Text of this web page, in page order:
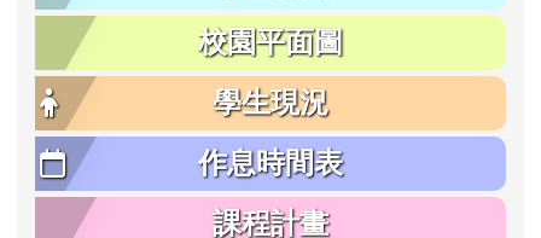
校園平面圖
學生現況
作息時間表
課程計畫